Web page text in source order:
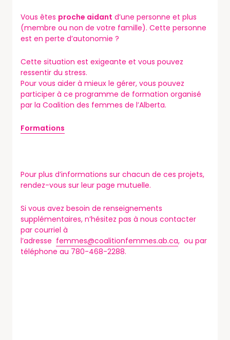
Vous êtes proche aidant d’une personne et plus
(membre ou non de votre famille). Cette personne
est en perte d’autonomie ?
Cette situation est exigeante et vous pouvez
ressentir du stress.
Pour vous aider à mieux le gérer, vous pouvez
participer à ce programme de formation organisé
par la Coalition des femmes de l’Alberta.
Formations
Pour plus d’informations sur chacun de ces projets,
rendez-vous sur leur page mutuelle.
Si vous avez besoin de renseignements
supplémentaires, n’hésitez pas à nous contacter
par courriel à
l’adresse femmes@coalitionfemmes.ab.ca, ou par
téléphone au 780-468-2288.